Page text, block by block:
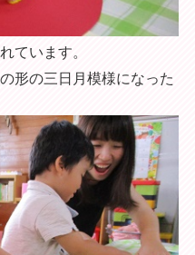
ています。
形の三日月模様になった